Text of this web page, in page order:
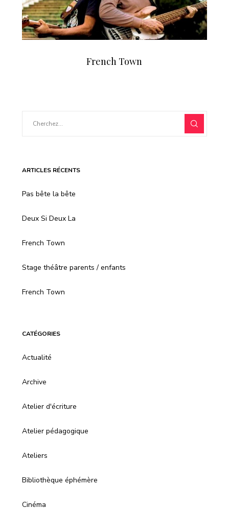
French Town
ARTICLES RÉCENTS
Pas bête la bête
Deux Si Deux La
French Town
Stage théâtre parents / enfants
French Town
CATÉGORIES
Actualité
Archive
Atelier d'écriture
Atelier pédagogique
Ateliers
Bibliothèque éphémère
Cinéma